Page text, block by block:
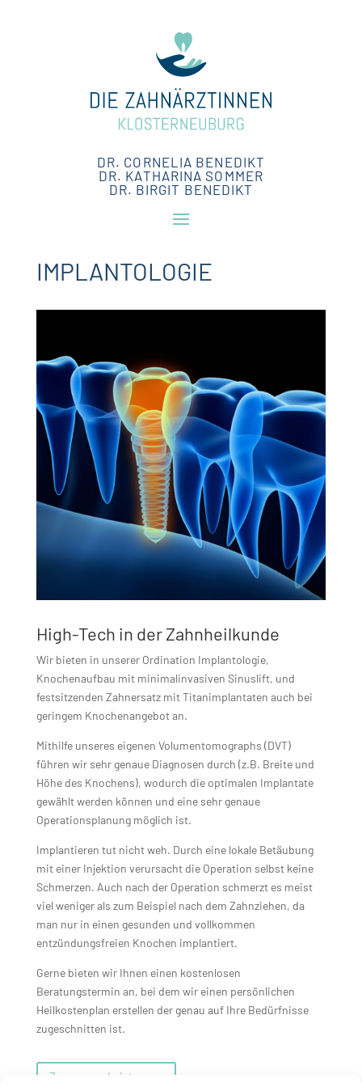
DR. CORNELIA BENEDIKT
DR. KATHARINA SOMMER
DR. BIRGIT BENEDIKT
IMPLANTOLOGIE
High-Tech in der Zahnheilkunde
Wir bieten in unserer Ordination Implantologie,
Knochenaufbau mit minimalinvasiven Sinuslift, und
festsitzenden Zahnersatz mit Titanimplantaten auch bei
geringem Knochenangebot an.
Mithilfe unseres eigenen Volumentomographs (DVT)
führen wir sehr genaue Diagnosen durch (z.B. Breite und
Höhe des Knochens), wodurch die optimalen Implantate
gewählt werden können und eine sehr genaue
Operationsplanung möglich ist.
Implantieren tut nicht weh. Durch eine lokale Betäubung
mit einer Injektion verursacht die Operation selbst keine
Schmerzen. Auch nach der Operation schmerzt es meist
viel weniger als zum Beispiel nach dem Zahnziehen, da
man nur in einen gesunden und vollkommen
entzündungsfreien Knochen implantiert.
Gerne bieten wir Ihnen einen kostenlosen
Beratungstermin an, bei dem wir einen persönlichen
Heilkostenplan erstellen der genau auf Ihre Bedürfnisse
zugeschnitten ist.
Zu unseren Leistungen